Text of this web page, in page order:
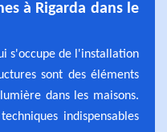
à Rigarda dans le
s'occupe de l'installation
sont des éléments
dans les maisons.
indispensables